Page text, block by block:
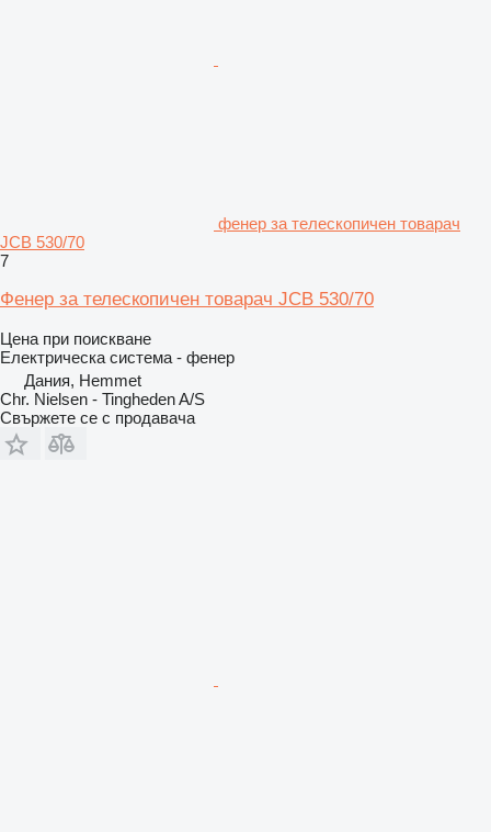
фенер за телескопичен товарач
JCB 530/70
7
Фенер за телескопичен товарач JCB 530/70
Цена при поискване
Електрическа система - фенер
Дания, Hemmet
Chr. Nielsen - Tingheden A/S
Свържете се с продавача